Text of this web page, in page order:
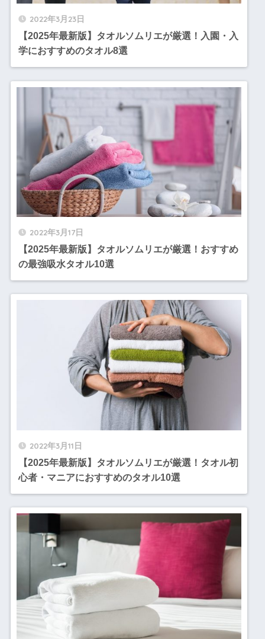
2022年3月23日
【2025年最新版】タオルソムリエが厳選！入園・入
学におすすめのタオル8選
2022年3月17日
【2025年最新版】タオルソムリエが厳選！おすすめ
の最強吸水タオル10選
2022年3月11日
【2025年最新版】タオルソムリエが厳選！タオル初
心者・マニアにおすすめのタオル10選